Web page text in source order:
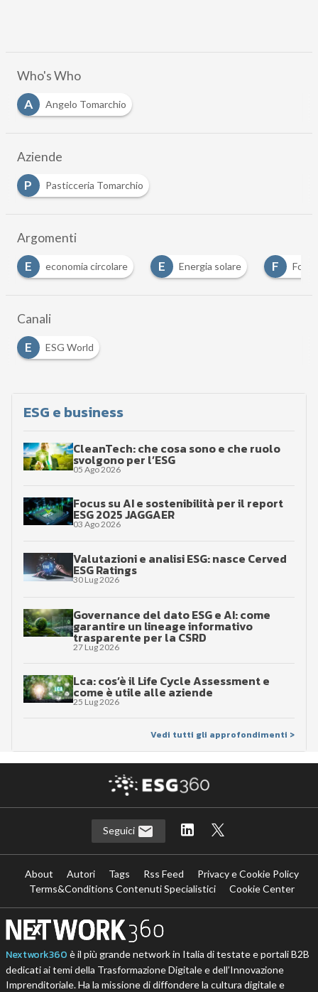
Who's Who
A
Angelo Tomarchio
Aziende
P
Pasticceria Tomarchio
Argomenti
E
Energia solare Food sustainability I
Canali
E
ESG World
ESG e business
CleanTech: che cosa sono e che ruolo
svolgono per l’ESG
05 Ago 2026
Focus su AI e sostenibilità per il report
ESG 2025 JAGGAER
03 Ago 2026
Valutazioni e analisi ESG: nasce Cerved
ESG Ratings
30 Lug 2026
Governance del dato ESG e AI: come
garantire un lineage informativo
trasparente per la CSRD
27 Lug 2026
Lca: cos’è il Life Cycle Assessment e
come è utile alle aziende
25 Lug 2026
Vedi tutti gli approfondimenti >
Seguici
About Autori Tags Rss Feed
Privacy e Cookie Policy
Terms&Conditions Contenuti Specialistici
Cookie Center
Nextwork360 è il più grande network in Italia di testate e portali B2B
dedicati ai temi della Trasformazione Digitale e dell’Innovazione
Imprenditoriale. Ha la missione di diffondere la cultura digitale e